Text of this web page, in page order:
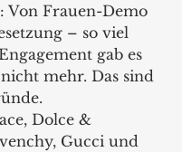
Von Frauen-Demo
– so viel
gab es
mehr. Das sind
Dolce &
Gucci und